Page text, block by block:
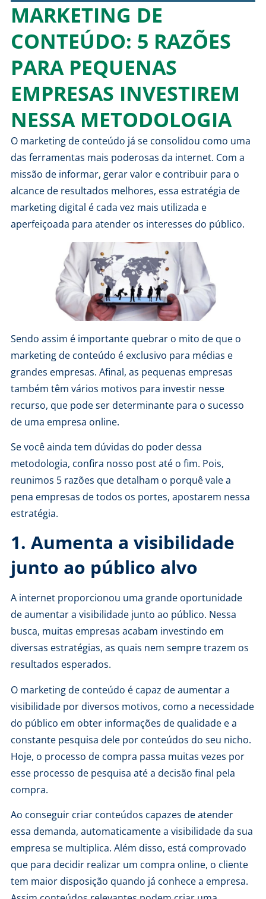
MARKETING DE
CONTEÚDO: 5 RAZÕES
PARA PEQUENAS
EMPRESAS INVESTIREM
NESSA METODOLOGIA
O marketing de conteúdo já se consolidou como uma
das ferramentas mais poderosas da internet. Com a
missão de informar, gerar valor e contribuir para o
alcance de resultados melhores, essa estratégia de
marketing digital é cada vez mais utilizada e
aperfeiçoada para atender os interesses do público.
Sendo assim é importante quebrar o mito de que o
marketing de conteúdo é exclusivo para médias e
grandes empresas. Afinal, as pequenas empresas
também têm vários motivos para investir nesse
recurso, que pode ser determinante para o sucesso
de uma empresa online.
Se você ainda tem dúvidas do poder dessa
metodologia, confira nosso post até o fim. Pois,
reunimos 5 razões que detalham o porquê vale a
pena empresas de todos os portes, apostarem nessa
estratégia.
1. Aumenta a visibilidade
junto ao público alvo
A internet proporcionou uma grande oportunidade
de aumentar a visibilidade junto ao público. Nessa
busca, muitas empresas acabam investindo em
diversas estratégias, as quais nem sempre trazem os
resultados esperados.
O marketing de conteúdo é capaz de aumentar a
visibilidade por diversos motivos, como a necessidade
do público em obter informações de qualidade e a
constante pesquisa dele por conteúdos do seu nicho.
Hoje, o processo de compra passa muitas vezes por
esse processo de pesquisa até a decisão final pela
compra.
Ao conseguir criar conteúdos capazes de atender
essa demanda, automaticamente a visibilidade da sua
empresa se multiplica. Além disso, está comprovado
que para decidir realizar um compra online, o cliente
tem maior disposição quando já conhece a empresa.